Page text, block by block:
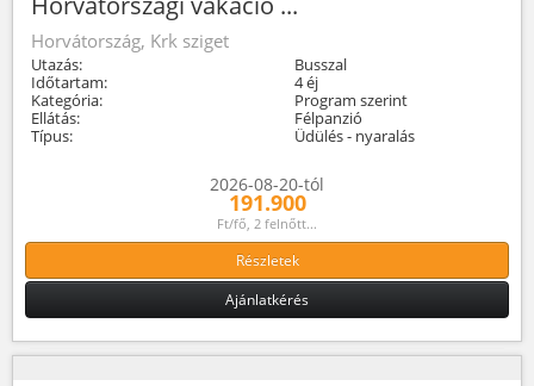
Horvátország, Krk sziget
Utazás:
Busszal
Időtartam:
4 éj
Kategória:
Program szerint
Ellátás:
Félpanzió
Típus:
Üdülés - nyaralás
2026-08-20-tól
191.900
Ft/fő, 2 felnőtt...
Részletek
Ajánlatkérés